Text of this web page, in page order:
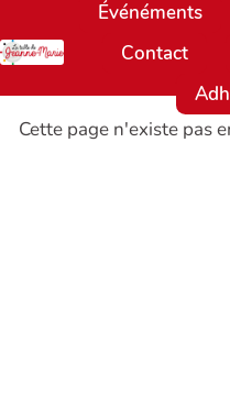
Aller au contenu principal
Événéments
Contact
Cette page n'existe pas